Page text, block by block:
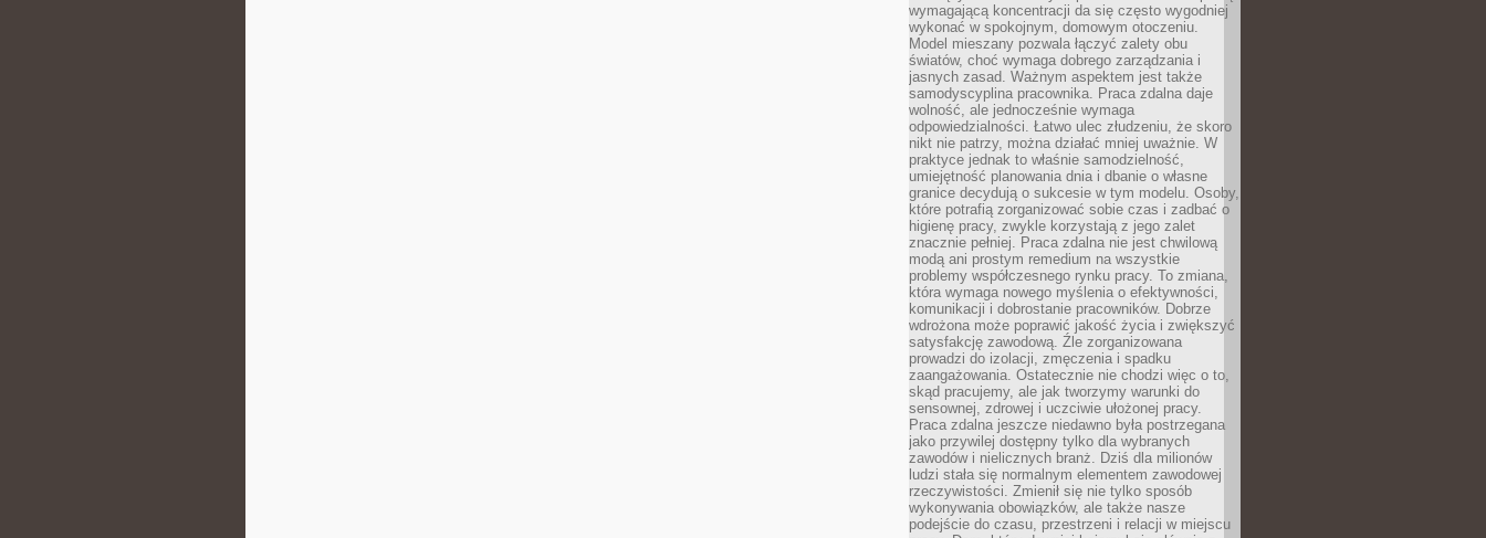
wymagającą koncentracji da się często wygodniej
wykonać w spokojnym, domowym otoczeniu.
Model mieszany pozwala łączyć zalety obu
światów, choć wymaga dobrego zarządzania i
jasnych zasad. Ważnym aspektem jest także
samodyscyplina pracownika. Praca zdalna daje
wolność, ale jednocześnie wymaga
odpowiedzialności. Łatwo ulec złudzeniu, że skoro
nikt nie patrzy, można działać mniej uważnie. W
praktyce jednak to właśnie samodzielność,
umiejętność planowania dnia i dbanie o własne
granice decydują o sukcesie w tym modelu. Osoby,
które potrafią zorganizować sobie czas i zadbać o
higienę pracy, zwykle korzystają z jego zalet
znacznie pełniej. Praca zdalna nie jest chwilową
modą ani prostym remedium na wszystkie
problemy współczesnego rynku pracy. To zmiana,
która wymaga nowego myślenia o efektywności,
komunikacji i dobrostanie pracowników. Dobrze
wdrożona może poprawić jakość życia i zwiększyć
satysfakcję zawodową. Źle zorganizowana
prowadzi do izolacji, zmęczenia i spadku
zaangażowania. Ostatecznie nie chodzi więc o to,
skąd pracujemy, ale jak tworzymy warunki do
sensownej, zdrowej i uczciwie ułożonej pracy.
Praca zdalna jeszcze niedawno była postrzegana
jako przywilej dostępny tylko dla wybranych
zawodów i nielicznych branż. Dziś dla milionów
ludzi stała się normalnym elementem zawodowej
rzeczywistości. Zmienił się nie tylko sposób
wykonywania obowiązków, ale także nasze
podejście do czasu, przestrzeni i relacji w miejscu